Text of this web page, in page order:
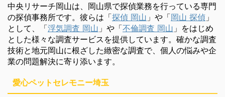
中央リサーチ岡山は、岡山県で探偵業務を行っている専門
の探偵事務所です。彼らは「探偵 岡山 」や「岡山 探偵 」
として、「浮気調査 岡山 」や「不倫調査 岡山 」をはじめ
とした様々な調査サービスを提供しています。確かな調査
技術と地元岡山に根ざした緻密な調査で、個人の悩みや企
業の問題解決に寄り添います。
愛心ペットセレモニー埼玉